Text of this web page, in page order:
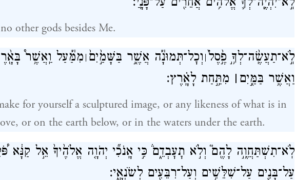
other gods besides Me.
לֹֽ֣א־תַעֲשֶֽׂ֨ה־לְךָ֥֣ פֶ֣֙סֶל֙׀וְכׇל־תְּמוּנָ֔֡ה אֲשֶׁ֤֣ר בַּשָּׁמַ֣֙יִם֙ ׀מִמַּ֔֡עַל וַֽאֲשֶׁ֥ר֩
וַאֲשֶׁ֥ר בַּמַּ֖֣יִם ׀ מִתַּ֥֣חַת לָאָֽ֗רֶץ׃
for yourself a sculptured image, or any likeness of what is in
or on the earth below, or in the waters under the earth.
לֹֽא־תִשְׁתַּחֲוֶ֥֣ה לָהֶ֖ם֮ וְלֹ֣א תׇעׇבְדֵ֑ם֒ כִּ֣י אָֽנֹכִ֞י יְהֹוָ֤ה אֱלֹהֶ֙יךָ֙ אֵ֣ל קַנָּ֔א
עַל־בָּנִ֛ים עַל־שִׁלֵּשִׁ֥ים וְעַל־רִבֵּעִ֖ים לְשֹׂנְאָֽ֑י׃